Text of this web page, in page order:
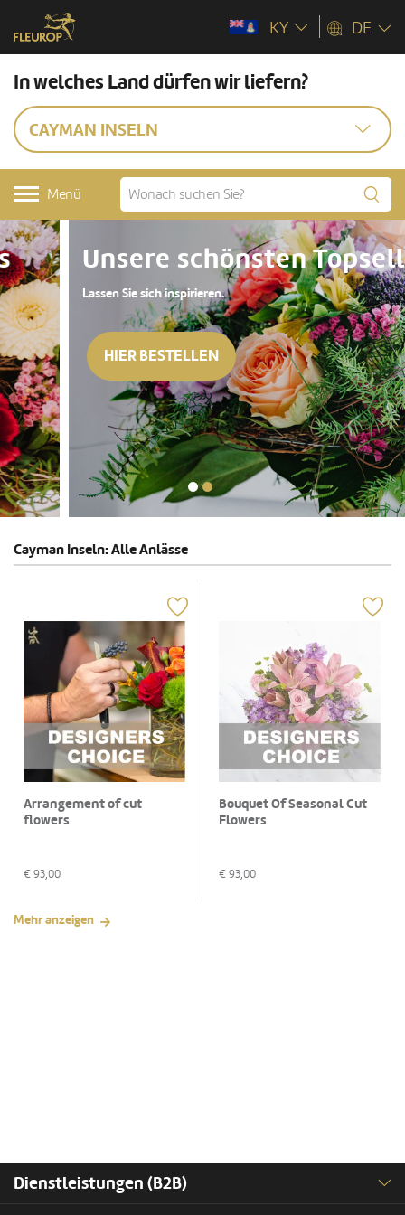
KY DE
In welches Land dürfen wir liefern?
CAYMAN INSELN
Menü
Unsere schönsten Topseller
Lassen Sie sich inspirieren.
HIER BESTELLEN
Cayman Inseln: Alle Anlässe
Arrangement of cut
flowers
€ 93,00
Bouquet Of Seasonal Cut
Flowers
€ 93,00
Mehr anzeigen
Dienstleistungen (B2B)